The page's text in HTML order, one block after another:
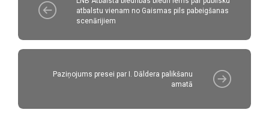
atbalstu vienam no Gaismas pils pabeigšanas
scenārijiem
Paziņojums presei par I. Dāldera palikšanu
amatā